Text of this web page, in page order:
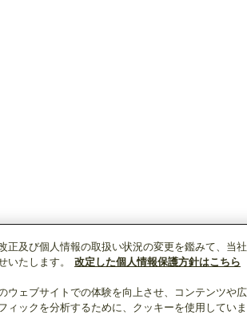
正及び個人情報の取扱い状況の変更を鑑みて、当
いたします。
改定した個人情報保護方針はこちら
ウェブサイトでの体験を向上させ、コンテンツや
ィックを分析するために、クッキーを使用してい